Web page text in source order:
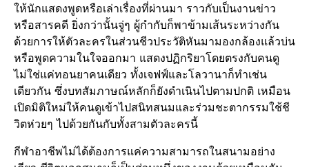
ให้นักแสดงพูดหรือเล่าเรื่องที่ผ่านมา ราวกับเป็นงานข่าว
หรือสารคดี ยิ่งกว่านั้นจู่ๆ ผู้กำกับก็พาข้ามเส้นระหว่างกัน
ด้วยการให้ตัวละครในส่วนชีวประวัติหันมามองกล้องแล้วบ่น
หรือพูดความในใจออกมา แสดงปฏิกริยาโดยตรงกับคนดู
ไม่ใช่แค่ทอนยาคนเดียว ทั้งเจฟฟ์และโลวานาก็ทำเช่น
เดียวกัน ซึ่งบทสัมภาษณ์หลักก็ยังดำเนินไปตามปกติ เหมือน
เปิดมิติใหม่ให้คนดูเข้าไปสนิทสนมและร่วมชะตากรรมใช้ชี
วิตห่วยๆ ไปด้วยกันกับทั้งสามตัวละครนี้
กีฬาอาชีพไม่ได้ต้องการแค่ความสามารถในสนามอย่าง